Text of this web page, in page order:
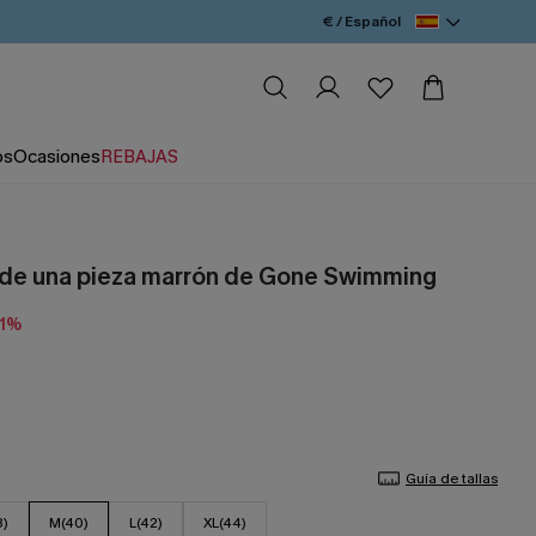
€ / Español
OcasionesREBAJAS
una pieza marrón de Gone Swimming
Guía de tallas
M(40) L(42) XL(44)